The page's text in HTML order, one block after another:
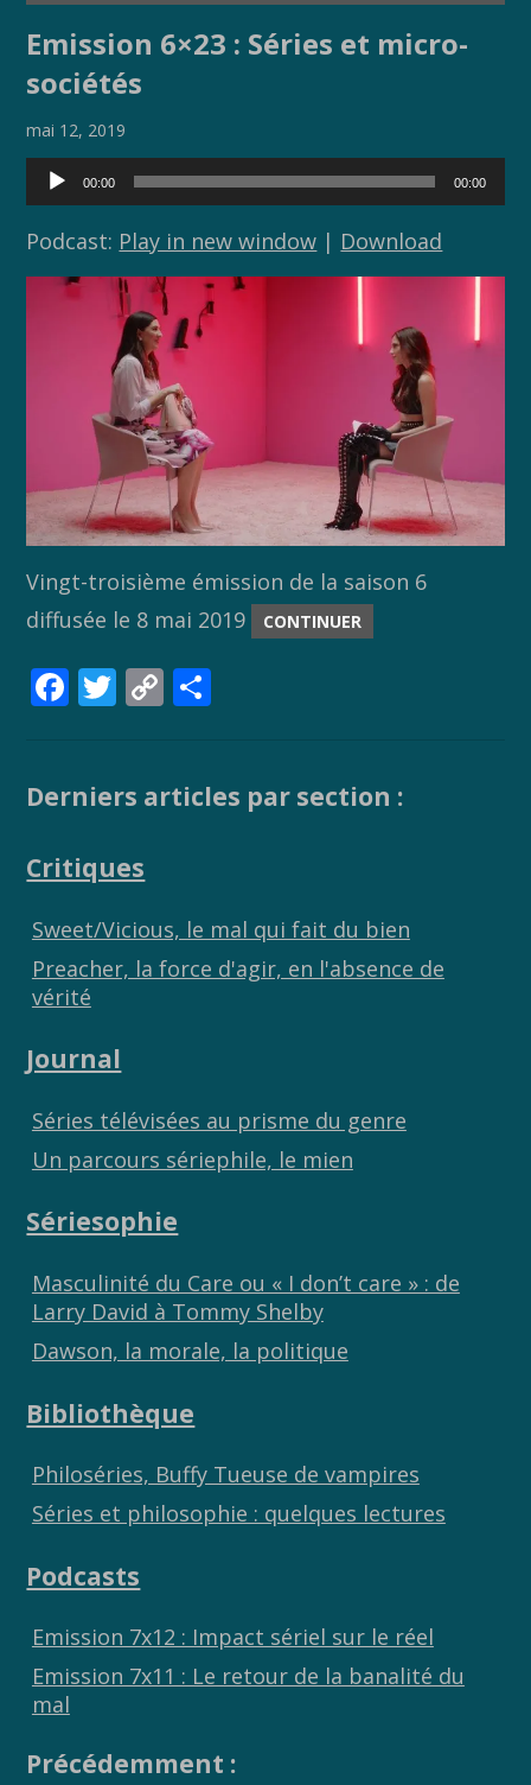
Emission 6×23 : Séries et micro-
sociétés
mai 12, 2019
Lecteur
audio
00:00 00:00
Podcast: Play in new window | Download
Vingt-troisième émission de la saison 6
diffusée le 8 mai 2019
CONTINUER
F
b
o
k
T
er
C
y
k
g
Derniers articles par section :
Critiques
Sweet/Vicious, le mal qui fait du bien
Preacher, la force d'agir, en l'absence de
vérité
Journal
Séries télévisées au prisme du genre
Un parcours sériephile, le mien
Sériesophie
Masculinité du Care ou « I don’t care » : de
Larry David à Tommy Shelby
Dawson, la morale, la politique
Bibliothèque
Philoséries, Buffy Tueuse de vampires
Séries et philosophie : quelques lectures
Podcasts
Emission 7x12 : Impact sériel sur le réel
Emission 7x11 : Le retour de la banalité du
mal
Précédemment :